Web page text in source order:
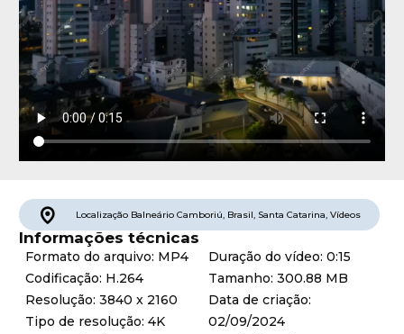
Localização Balneário Camboriú, Brasil, Santa Catarina, Vídeos
Informações técnicas
Formato do arquivo: MP4
Codificação: H.264
Resolução: 3840 x 2160
Tipo de resolução: 4K
Duração do vídeo: 0:15
Tamanho: 300.88 MB
Data de criação:
02/09/2024